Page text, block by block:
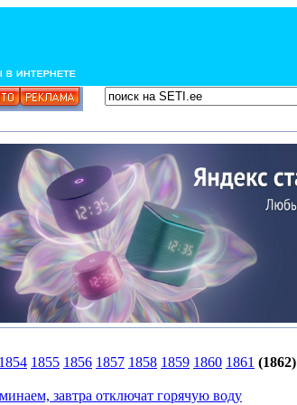
1854 1855 1856 1857 1858 1859 1860 1861 (1862)
завтра отключат горячую воду